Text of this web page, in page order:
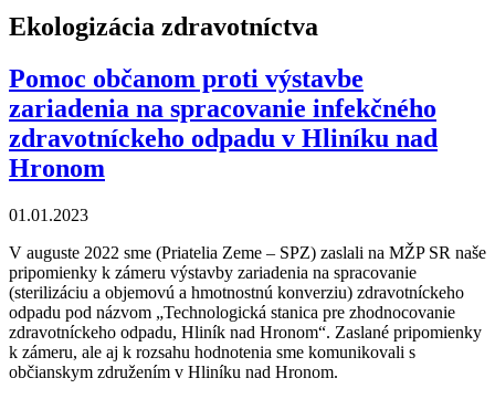
Ekologizácia zdravotníctva
Pomoc občanom proti výstavbe
zariadenia na spracovanie infekčného
zdravotníckeho odpadu v Hliníku nad
Hronom
01.01.2023
V auguste 2022 sme (Priatelia Zeme – SPZ) zaslali na MŽP SR naše
pripomienky k zámeru výstavby zariadenia na spracovanie
(sterilizáciu a objemovú a hmotnostnú konverziu) zdravotníckeho
odpadu pod názvom „Technologická stanica pre zhodnocovanie
zdravotníckeho odpadu, Hliník nad Hronom“. Zaslané pripomienky
k zámeru, ale aj k rozsahu hodnotenia sme komunikovali s
občianskym združením v Hliníku nad Hronom.